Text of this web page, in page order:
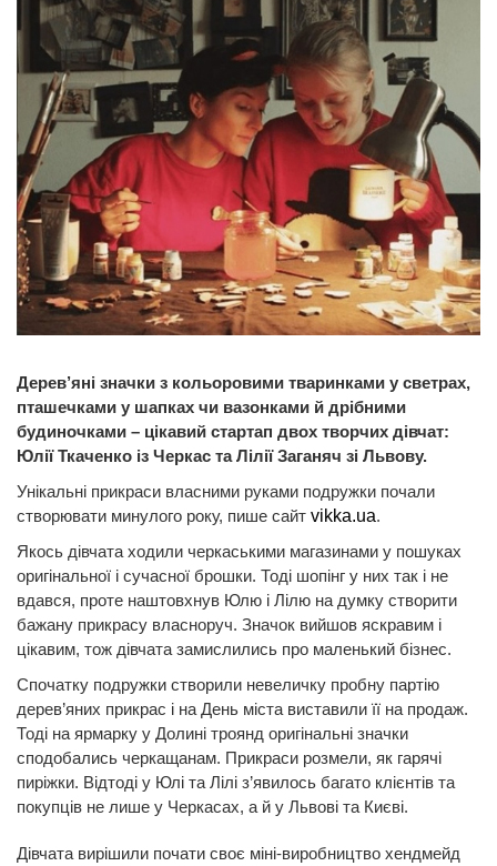
Дерев’яні значки з кольоровими тваринками у светрах,
пташечками у шапках чи вазонками й дрібними
будиночками – цікавий стартап двох творчих дівчат:
Юлії Ткаченко із Черкас та Лілії Заганяч зі Львову.
Унікальні прикраси власними руками подружки почали
створювати минулого року, пише сайт vikka.ua.
Якось дівчата ходили черкаськими магазинами у пошуках
оригінальної і сучасної брошки. Тоді шопінг у них так і не
вдався, проте наштовхнув Юлю і Лілю на думку створити
бажану прикрасу власноруч. Значок вийшов яскравим і
цікавим, тож дівчата замислились про маленький бізнес.
Спочатку подружки створили невеличку пробну партію
дерев’яних прикрас і на День міста виставили її на продаж.
Тоді на ярмарку у Долині троянд оригінальні значки
сподобались черкащанам. Прикраси розмели, як гарячі
пиріжки. Відтоді у Юлі та Лілі з’явилось багато клієнтів та
покупців не лише у Черкасах, а й у Львові та Києві.
Дівчата вирішили почати своє міні-виробництво хендмейд